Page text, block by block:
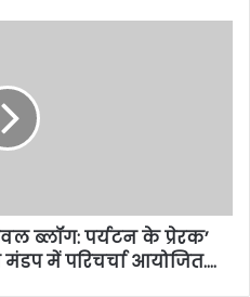
ब्लॉग: पर्यटन के प्रेरक’
में परिचर्चा आयोजित….